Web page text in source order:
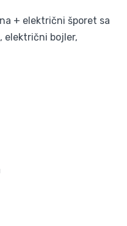
+ električni šporet sa
električni bojler,